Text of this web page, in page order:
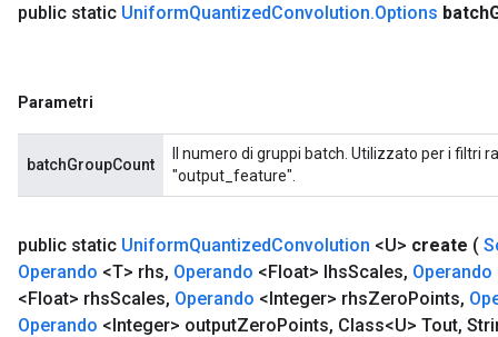
public static UniformQuantizedConvolution.Options batch
Parametri
batchGroupCount
Il numero di gruppi batch. Utilizzato per i filtri
"output_feature".
public static UniformQuantizedConvolution <U> create (
Operando <T> rhs, Operando <Float> lhsScales, Operando
<Float> rhsScales, Operando <Integer> rhsZeroPoints,
Operando <Integer> outputZeroPoints, Class<U> Tout,